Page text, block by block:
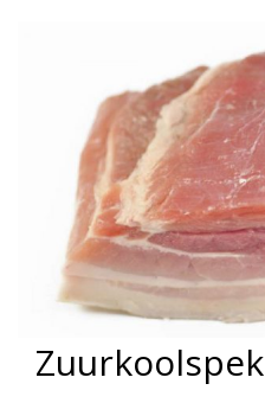
Zuurkoolspek